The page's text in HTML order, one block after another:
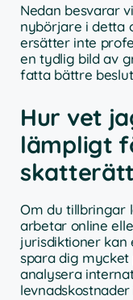
Nedan besvarar
nybörjare i detta
ersätter inte
en tydlig bild av
fatta bättre
Hur vet
lämpligt
Om du tillbringar
arbetar online
jurisdiktioner
spara dig mycket
analysera